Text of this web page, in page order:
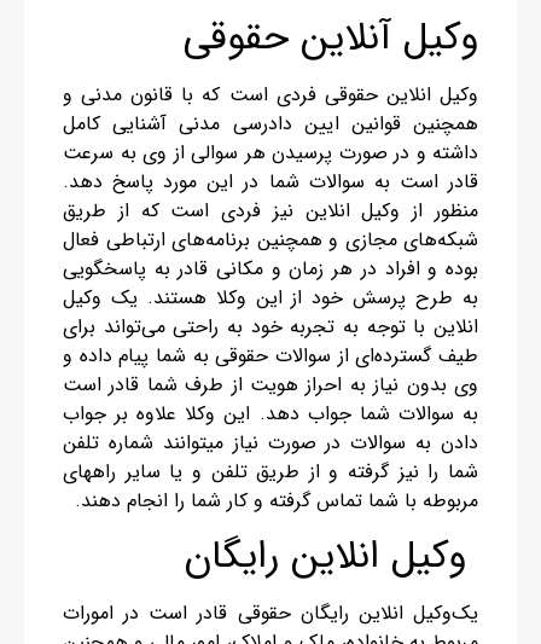
وکیل آنلاین حقوقی
وکیل انلاین حقوقی فردی است که با قانون مدنی و
همچنین قوانین ایین دادرسی مدنی آشنایی کامل
داشته و در صورت پرسیدن هر سوالی از وی به سرعت
قادر است به سوالات شما در این مورد پاسخ دهد.
منظور از وکیل انلاین نیز فردی است که از طریق
شبکه‌های مجازی و همچنین برنامه‌های ارتباطی فعال
بوده و افراد در هر زمان و مکانی قادر به پاسخگویی
به طرح پرسش خود از این وکلا هستند. یک وکیل
انلاین با توجه به تجربه خود به راحتی می‌تواند برای
طیف گسترده‌ای از سوالات حقوقی به شما پیام داده و
وی بدون نیاز به احراز هویت از طرف شما قادر است
به سوالات شما جواب دهد. این وکلا علاوه بر جواب
دادن به سوالات در صورت نیاز میتوانند شماره تلفن
شما را نیز گرفته و از طریق تلفن و یا سایر راههای
مربوطه با شما تماس گرفته و کار شما را انجام دهند.
وکیل انلاین رایگان
یک‌وکیل انلاین رایگان حقوقی قادر است در امورات